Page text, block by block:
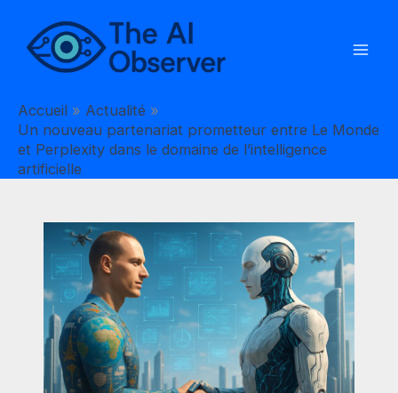
contenu
Accueil
Actualité
Un nouveau partenariat prometteur entre Le Monde
et Perplexity dans le domaine de l’intelligence
artificielle